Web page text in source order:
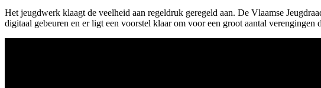
Het jeugdwerk klaagt de veelheid aan regeldruk geregeld aan. De Vlaamse
digitaal gebeuren en er ligt een voorstel klaar om voor een groot aantal